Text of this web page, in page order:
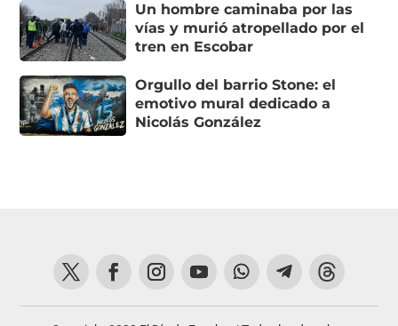
Un hombre caminaba por las
vías y murió atropellado por el
tren en Escobar
Orgullo del barrio Stone: el
emotivo mural dedicado a
Nicolás González